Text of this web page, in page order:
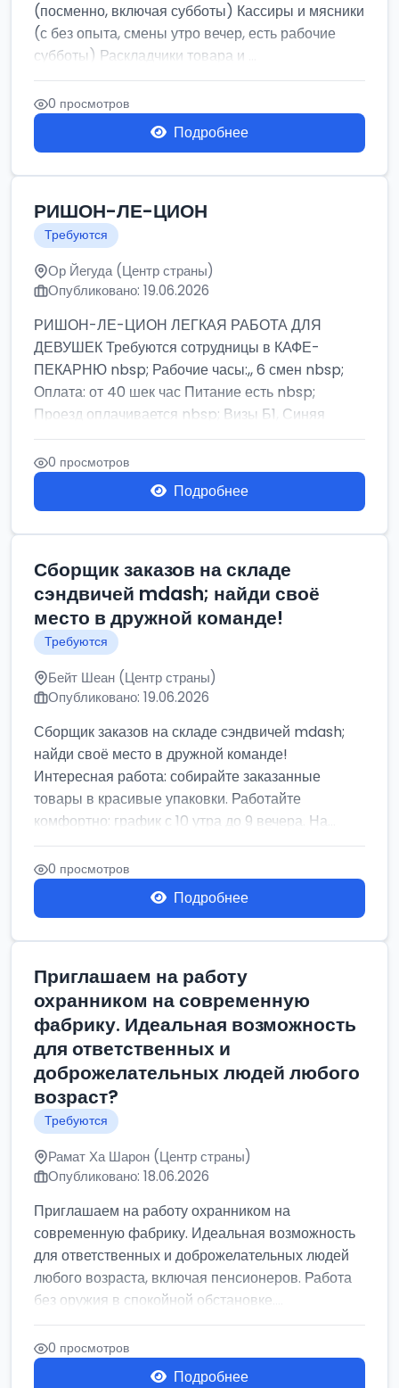
(посменно, включая субботы) Кассиры и мясники
(с без опыта, смены утро вечер, есть рабочие
субботы) Раскладчики товара и ...
0 просмотров
Подробнее
РИШОН-ЛЕ-ЦИОН
Требуются
Ор Йегуда (Центр страны)
Опубликовано: 19.06.2026
РИШОН-ЛЕ-ЦИОН ЛЕГКАЯ РАБОТА ДЛЯ
ДЕВУШЕК Требуются сотрудницы в КАФЕ-
ПЕКАРНЮ nbsp; Рабочие часы:,, 6 смен nbsp;
Оплата: от 40 шек час Питание есть nbsp;
Проезд оплачивается nbsp; Визы Б1, Синяя
бумага,...
0 просмотров
Подробнее
Сборщик заказов на складе
сэндвичей mdash; найди своё
место в дружной команде!
Требуются
Бейт Шеан (Центр страны)
Опубликовано: 19.06.2026
Сборщик заказов на складе сэндвичей mdash;
найди своё место в дружной команде!
Интересная работа: собирайте заказанные
товары в красивые упаковки. Работайте
комфортно: график с 10 утра до 9 вечера. На...
0 просмотров
Подробнее
Приглашаем на работу
охранником на современную
фабрику. Идеальная возможность
для ответственных и
доброжелательных людей любого
возраст?
Требуются
Рамат Ха Шарон (Центр страны)
Опубликовано: 18.06.2026
Приглашаем на работу охранником на
современную фабрику. Идеальная возможность
для ответственных и доброжелательных людей
любого возраста, включая пенсионеров. Работа
без оружия в спокойной обстановке....
0 просмотров
Подробнее